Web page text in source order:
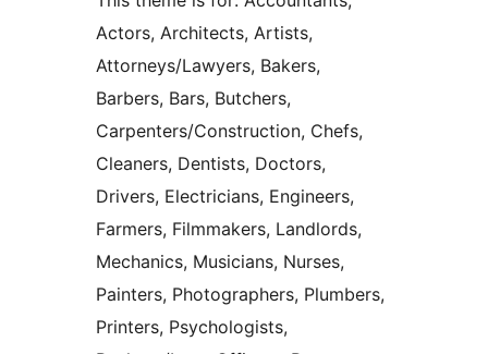
Actors, Architects, Artists,
Attorneys/Lawyers, Bakers,
Barbers, Bars, Butchers,
Carpenters/Construction, Chefs,
Cleaners, Dentists, Doctors,
Drivers, Electricians, Engineers,
Farmers, Filmmakers, Landlords,
Mechanics, Musicians, Nurses,
Painters, Photographers, Plumbers,
Printers, Psychologists,